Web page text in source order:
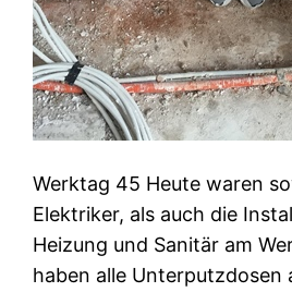
Werktag 45 Heute waren
Elektriker, als auch die
Heizung und Sanitär am
haben alle Unterputzdosen